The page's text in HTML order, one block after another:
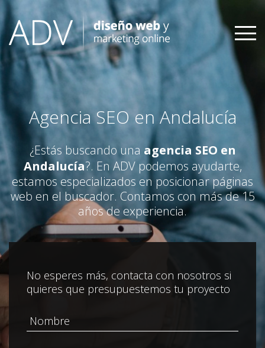
Skip
to
content
Agencia SEO en Andalucía
¿Estás buscando una agencia SEO en
Andalucía?. En ADV podemos ayudarte,
estamos especializados en posicionar páginas
web en el buscador. Contamos con más de 15
años de experiencia.
No esperes más, contacta con nosotros si
quieres que presupuestemos tu proyecto